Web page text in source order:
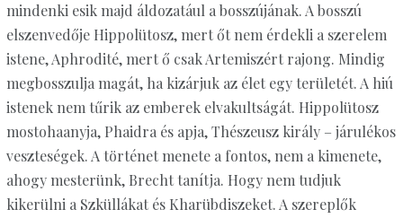
mindenki esik majd áldozatául a bosszújának. A bosszú
elszenvedője Hippolütosz, mert őt nem érdekli a szerelem
istene, Aphrodité, mert ő csak Artemiszért rajong. Mindig
megbosszulja magát, ha kizárjuk az élet egy területét. A hiú
istenek nem tűrik az emberek elvakultságát. Hippolütosz
mostohaanyja, Phaidra és apja, Thészeusz király – járulékos
veszteségek. A történet menete a fontos, nem a kimenete,
ahogy mesterünk, Brecht tanítja. Hogy nem tudjuk
kikerülni a Szküllákat és Kharübdiszeket. A szereplők